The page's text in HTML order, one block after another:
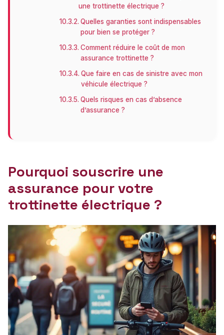
une trottinette électrique ?
Quelles garanties sont indispensables
pour bien se protéger ?
Comment réduire le coût de mon
assurance trottinette ?
Que faire en cas de sinistre avec mon
véhicule électrique ?
Quels risques en cas d’absence
d’assurance ?
Pourquoi souscrire une
assurance pour votre
trottinette électrique ?